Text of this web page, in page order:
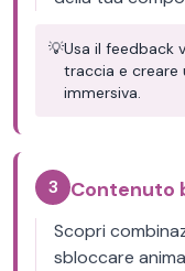
💡Usa il feedback
traccia e creare
immersiva.
3 Contenuto
Scopri
sbloccare